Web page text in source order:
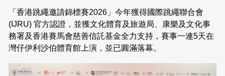
「香港跳繩邀請錦標賽2026」今年獲得國際跳繩聯合會
(IJRU) 官方認證，並獲文化體育及旅遊局、康樂及文化事
務署及香港賽馬會慈善信託基金全力支持，賽事一連5天在
灣仔伊利沙伯體育館上演，並已圓滿落幕。